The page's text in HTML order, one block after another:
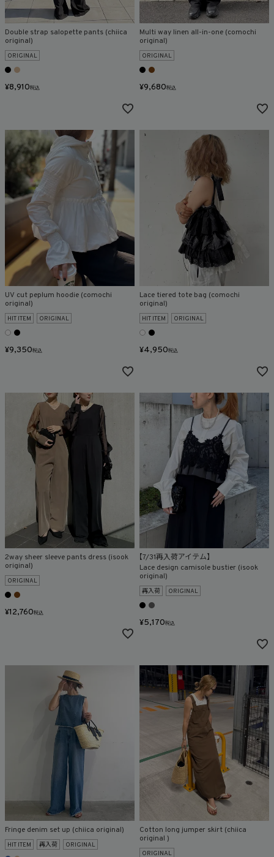
Double strap salopette pants (chiica
original)
ORIGINAL
¥8,910税込
Multi way linen all-in-one (comochi
original)
ORIGINAL
¥9,680税込
UV cut peplum hoodie (comochi
original)
HIT ITEM ORIGINAL
¥9,350税込
Lace tiered tote bag (comochi
original)
HIT ITEM ORIGINAL
¥4,950税込
2way sheer sleeve pants dress (isook
original)
ORIGINAL
¥12,760税込
【7/31再入荷アイテム】
Lace design camisole bustier (isook
original)
再入荷 ORIGINAL
¥5,170税込
Fringe denim set up (chiica original)
HIT ITEM 再入荷 ORIGINAL
Cotton long jumper skirt (chiica
original )
ORIGINAL